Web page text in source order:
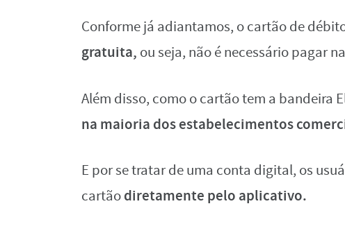
Conforme já adiantamos, o cartão de
gratuita, ou seja, não é necessário pagar
Além disso, como o cartão tem a bandeira
na maioria dos estabelecimentos
E por se tratar de uma conta digital, os
cartãodiretamente pelo aplicativo.